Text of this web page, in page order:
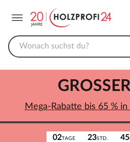
02TAGE 23STD. 45
Mega-Rabatte bis 65 %